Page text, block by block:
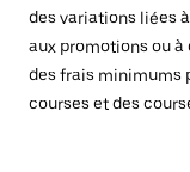
des variations liées
aux promotions ou
des frais minimums
courses et des